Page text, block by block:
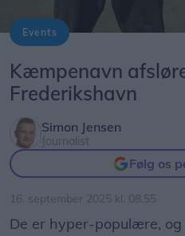
Events
Kæmpenavn
Frederikshavn
Simon Jensen
Journalist
Følg os
16. september 2025 kl. 08.55
De er hyper-populære,